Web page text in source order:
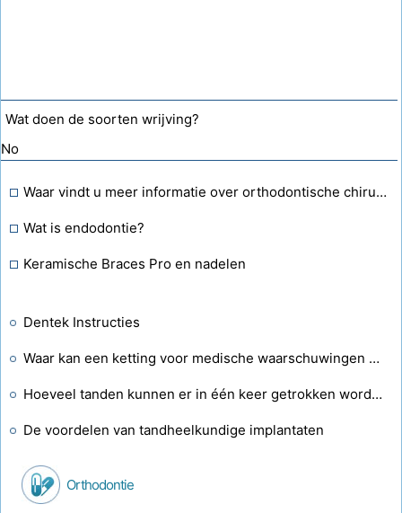
Wat doen de soorten wrijving?
No
Waar vindt u meer informatie over orthodontische chirurgie?
Wat is endodontie?
Keramische Braces Pro en nadelen
Dentek Instructies
Waar kan een ketting voor medische waarschuwingen worden gekocht?
Hoeveel tanden kunnen er in één keer getrokken worden?
De voordelen van tandheelkundige implantaten
Orthodontie